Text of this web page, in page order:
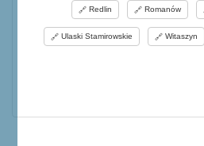
Redlin Romanów
Ulaski Stamirowskie Witaszyn